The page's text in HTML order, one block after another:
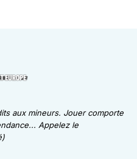
aux mineurs. Jouer comporte
Appelez le